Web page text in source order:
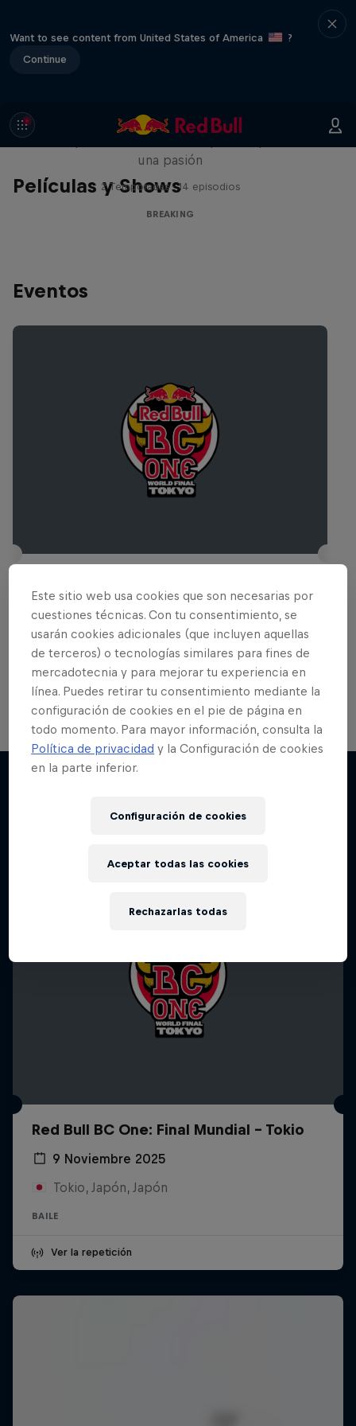
Want to see content from United States of America
?
Continue
Películas y Shows
Break'n Reality
una pasión
2 Temporadas · 14 episodios
BREAKING
Eventos
9 Noviembre 2025
Tokio, Japón, Japón
Más contenidos similares
Red Bull BC One: Final Mundial - Tokio
9 Noviembre 2025
Tokio, Japón, Japón
BAILE
Ver la repetición
Este sitio web usa cookies que son necesarias por
cuestiones técnicas. Con tu consentimiento, se
usarán cookies adicionales (que incluyen aquellas
de terceros) o tecnologías similares para fines de
mercadotecnia y para mejorar tu experiencia en
línea. Puedes retirar tu consentimiento mediante la
configuración de cookies en el pie de página en
todo momento. Para mayor información, consulta la
Política de privacidad y la Configuración de cookies
en la parte inferior.
Configuración de cookies
Rechazarlas todas
Aceptar todas las cookies